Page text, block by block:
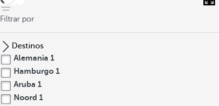
Filtrar por
Destinos
Alemania 1
Hamburgo 1
Aruba 1
Noord 1